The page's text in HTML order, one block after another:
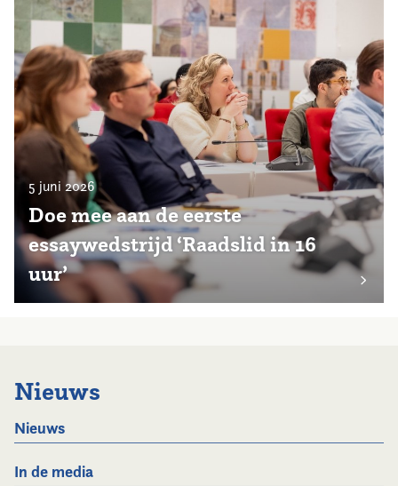
5 juni 2026
Doe mee aan de eerste
essaywedstrijd ‘Raadslid in 16
uur’
Nieuws
Nieuws
In de media